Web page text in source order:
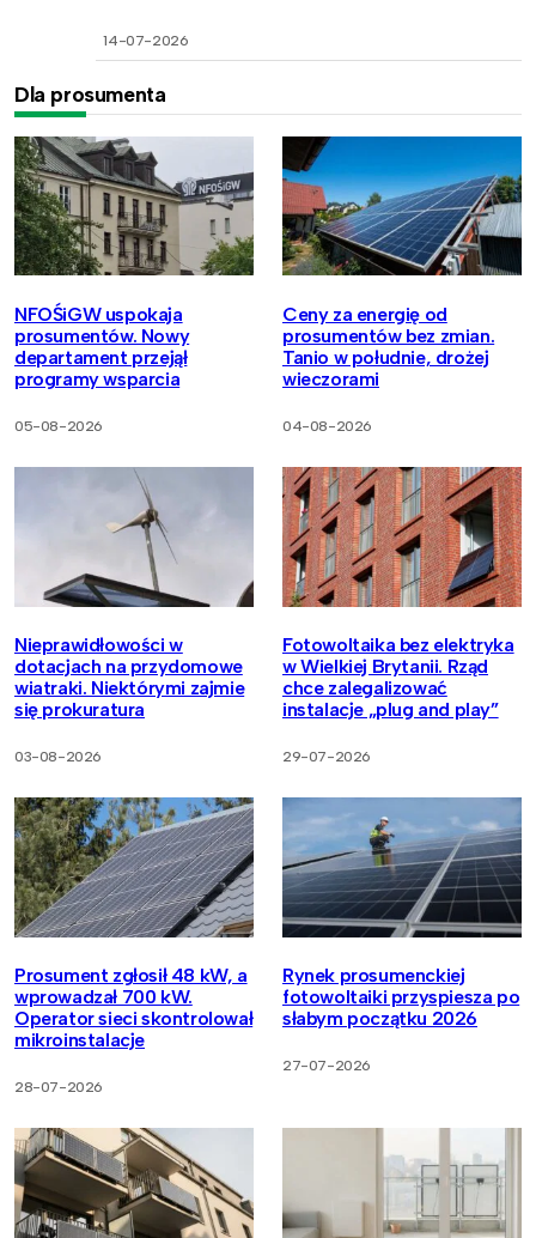
14-07-2026
Dla prosumenta
NFOŚiGW uspokaja
prosumentów. Nowy
departament przejął
programy wsparcia
05-08-2026
Ceny za energię od
prosumentów bez zmian.
Tanio w południe, drożej
wieczorami
04-08-2026
Nieprawidłowości w
dotacjach na przydomowe
wiatraki. Niektórymi zajmie
się prokuratura
03-08-2026
Fotowoltaika bez elektryka
w Wielkiej Brytanii. Rząd
chce zalegalizować
instalacje „plug and play”
29-07-2026
Prosument zgłosił 48 kW, a
wprowadzał 700 kW.
Operator sieci skontrolował
mikroinstalacje
28-07-2026
Rynek prosumenckiej
fotowoltaiki przyspiesza po
słabym początku 2026
27-07-2026